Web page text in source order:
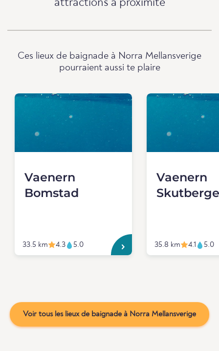
attractions à proximité
Ces lieux de baignade à Norra Mellansverige
pourraient aussi te plaire
Vaenern
Bomstad
33.5 km 4.3 5.0
Vaenern
35.8 km 4.1 5.0
Voir tous les lieux de baignade à Norra Mellansverige